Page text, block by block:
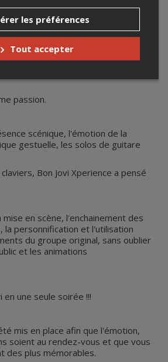
Bon Jovi Xperience est de
l'énergie et la complicité sur
passion.
scénique, l'émotion de la
gestuelle, les solos de guitare
Bon Jovi Xperience a pensé
mise en scène, l'enchainement des
la personnification et l'utilisation
du groupe original, sans oublier
et les animations
en une seule soirée !!!
mis en place afin que l'émotion,
soient au rendez-vous et que vous
des plus mémorables.
les préférences
Tout accepter